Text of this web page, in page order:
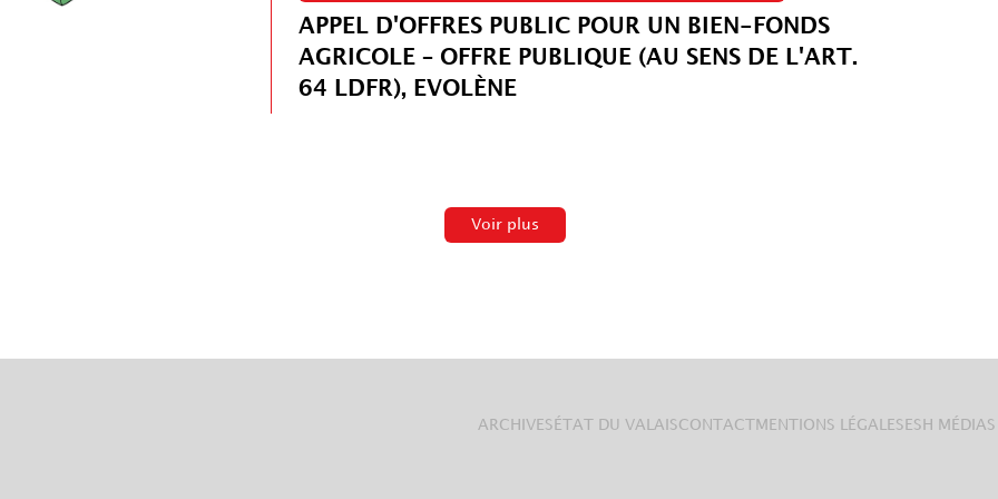
APPEL D'OFFRES PUBLIC POUR UN BIEN-FONDS
AGRICOLE – OFFRE PUBLIQUE (AU SENS DE L'ART.
64 LDFR), EVOLÈNE
Voir plus
ARCHIVES ÉTAT DU VALAISCONTACTMENTIONS LÉGALES ESH